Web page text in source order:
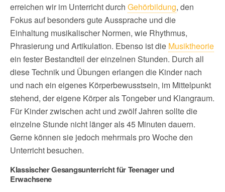
erreichen wir im Unterricht durch Gehörbildung, den
Fokus auf besonders gute Aussprache und die
Einhaltung musikalischer Normen, wie Rhythmus,
Phrasierung und Artikulation. Ebenso ist die Musiktheorie
ein fester Bestandteil der einzelnen Stunden. Durch all
diese Technik und Übungen erlangen die Kinder nach
und nach ein eigenes Körperbewusstsein, im Mittelpunkt
stehend, der eigene Körper als Tongeber und Klangraum.
Für Kinder zwischen acht und zwölf Jahren sollte die
einzelne Stunde nicht länger als 45 Minuten dauern.
Gerne können sie jedoch mehrmals pro Woche den
Unterricht besuchen.
Klassischer Gesangsunterricht für Teenager und
Erwachsene